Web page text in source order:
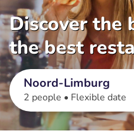
Discover the
the best
Noord-Limburg
2 people • Flexible date